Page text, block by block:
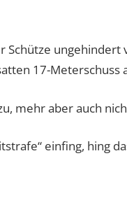
Schütze ungehindert
17-Meterschuss
mehr aber auch
einfing, hing